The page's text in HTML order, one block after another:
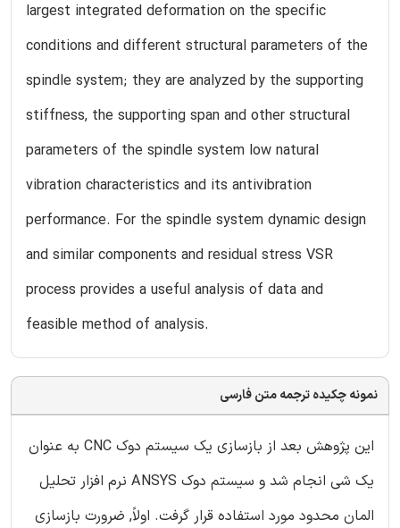
largest integrated deformation on the specific
conditions and different structural parameters of the
spindle system; they are analyzed by the supporting
stiffness, the supporting span and other structural
parameters of the spindle system low natural
vibration characteristics and its antivibration
performance. For the spindle system dynamic design
and similar components and residual stress VSR
process provides a useful analysis of data and
feasible method of analysis.
نمونه چکیده ترجمه متن فارسی
این پژوهش بعد از بازسازی یک سیستم دوک CNC به عنوان
یک شی انجام شد و سیستم دوک ANSYS نرم افزار تحلیل
المان محدود مورد استفاده قرار گرفت. اولاً, ضرورت بازسازی